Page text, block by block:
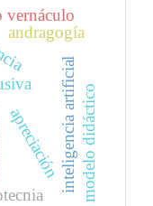
inteligencia artificial
vernáculo
apreciación modelo didáctico
andragogía